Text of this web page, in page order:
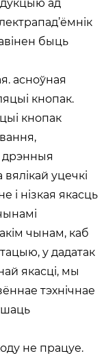
ад
быць
асноўная
кнопак.
кнопак
дрэнныя
уцечкі
і нізкая якасць
чынам, каб
у дадатак
якасці, мы
тэхнічнае
не працуе.